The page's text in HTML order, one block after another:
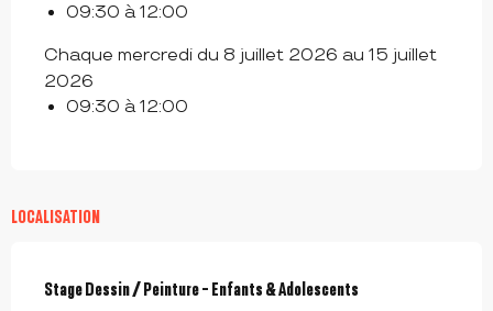
09:30 à 12:00
Chaque mercredi du 8 juillet 2026 au 15 juillet
2026
09:30 à 12:00
LOCALISATION
Stage Dessin / Peinture - Enfants & Adolescents